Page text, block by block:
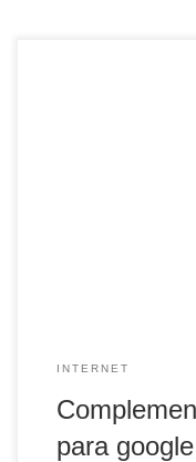
INTERNET
para